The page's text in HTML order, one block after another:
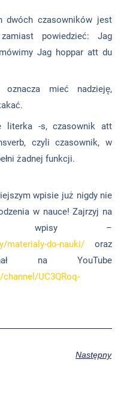
dwóch czasowników jest
powiedzieć: Jag
Jag hoppar att du
mieć nadzieję,
literka -s, czasownik att
czyli czasownik, w
żadnej funkcji.
wpisie już nigdy nie
w nauce! Zajrzyj na
wpisy –
materialy-do-nauki/oraz
na YouTube
UC3QRoq-
Następny